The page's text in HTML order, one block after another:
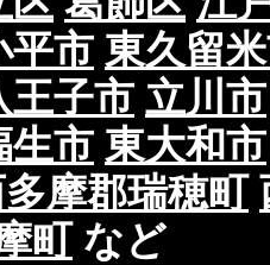
平市 東久留
王子市 立川市
生市 東大和市
摩郡瑞穂町
町など